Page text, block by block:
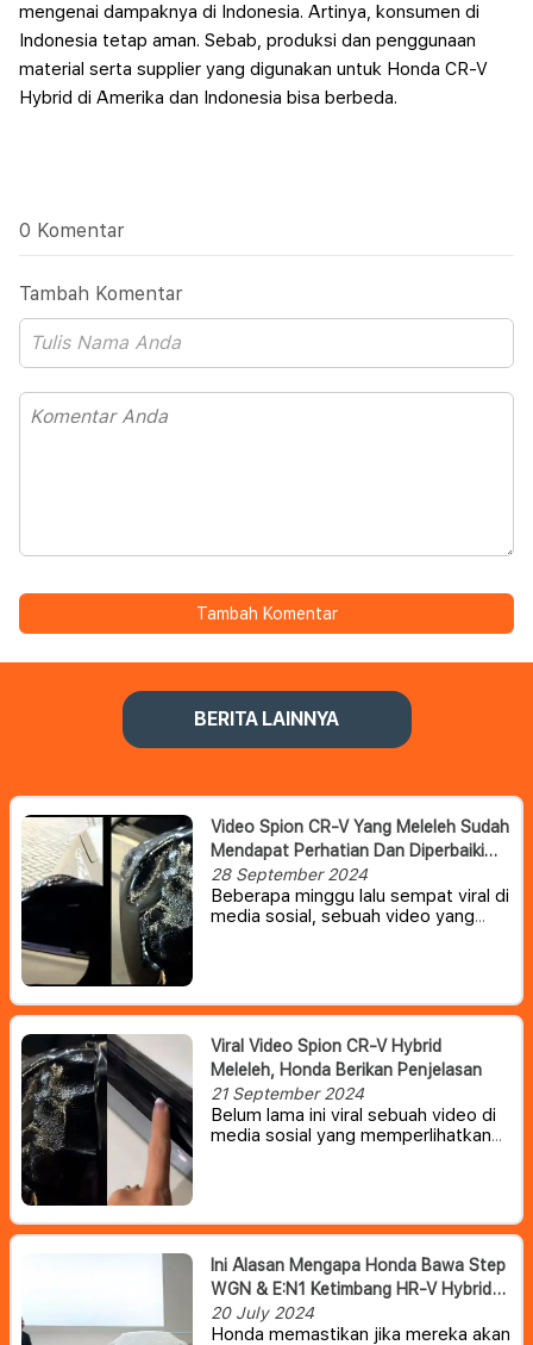
mengenai dampaknya di Indonesia. Artinya, konsumen di
Indonesia tetap aman. Sebab, produksi dan penggunaan
material serta supplier yang digunakan untuk Honda CR-V
Hybrid di Amerika dan Indonesia bisa berbeda.
0 Komentar
Tambah Komentar
Tambah Komentar
BERITA LAINNYA
Video Spion CR-V Yang Meleleh Sudah
Mendapat Perhatian Dan Diperbaiki
Honda Indonesia
28 September 2024
Beberapa minggu lalu sempat viral di
media sosial, sebuah video yang
memperbaiki mobil konsumen.
Viral Video Spion CR-V Hybrid
Meleleh, Honda Berikan Penjelasan
21 September 2024
Belum lama ini viral sebuah video di
media sosial yang memperlihatkan
Ini Alasan Mengapa Honda Bawa Step
WGN & E:N1 Ketimbang HR-V Hybrid
Di GIIAS 2024
20 July 2024
Honda memastikan jika mereka akan